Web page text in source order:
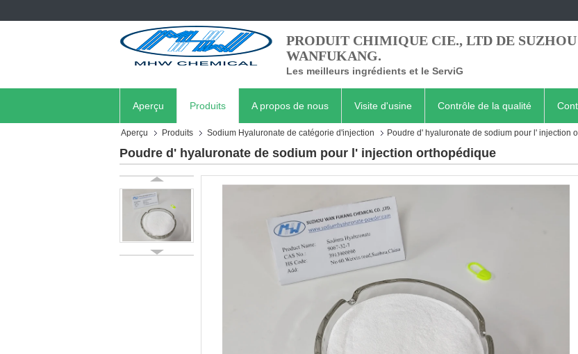
PRODUIT CHIMIQUE CIE., LTD DE SUZHOU
WANFUKANG.
Les meilleurs ingrédients et le ServiG
Aperçu Produits A propos de nous Visite d'usine Contrôle de la qualité
Aperçu Produits Sodium Hyaluronate de catégorie d'injection Poudre d' hyaluronate de sodium pour l' injection
Poudre d' hyaluronate de sodium pour l' injection orthopédique